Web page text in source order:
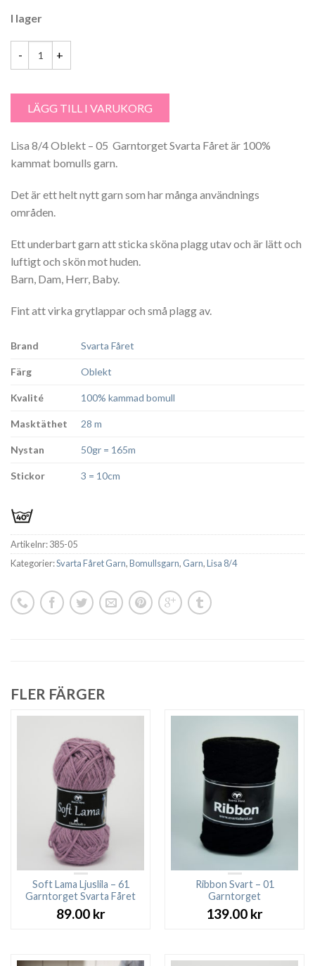
I lager
LÄGG TILL I VARUKORG
Lisa 8/4 Oblekt – 05 Garntorget Svarta Fåret är 100%
kammat bomulls garn.
Det är ett helt nytt garn som har många användnings
områden.
Ett underbart garn att sticka sköna plagg utav och är lätt och
luftigt och skön mot huden.
Barn, Dam, Herr, Baby.
Fint att virka grytlappar och små plagg av.
Brand Svarta Fåret
Färg Oblekt
Kvalité 100% kammad bomull
Masktäthet 28 m
Nystan 50gr = 165m
Stickor 3 = 10cm
Artikelnr:385-05
Kategorier:Svarta Fåret Garn,Bomullsgarn, Garn,Lisa 8/4
FLER FÄRGER
Soft Lama Ljuslila – 61
Garntorget Svarta Fåret
89.00 kr
Ribbon Svart – 01
Garntorget
139.00 kr